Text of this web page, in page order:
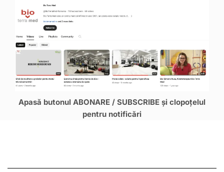
Apasă butonul ABONARE / SUBSCRIBE și clopoțelul
pentru notificări